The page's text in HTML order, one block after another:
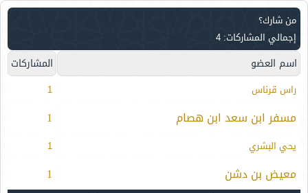
من شارك؟
إجمالي المشاركات: 4
اسم العضو المشاركات
راس قرناس 1
مسفر ابن سعد ابن هصام 1
يحي البشري 1
معيض بن دشن 1